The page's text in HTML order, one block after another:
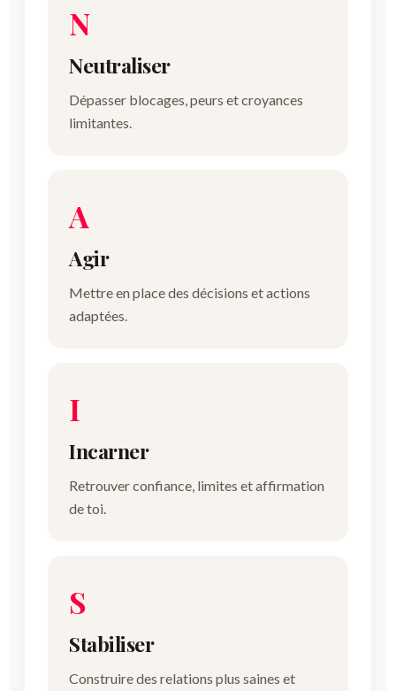
N
Neutraliser
Dépasser blocages, peurs et croyances
limitantes.
A
Agir
Mettre en place des décisions et actions
adaptées.
I
Incarner
Retrouver confiance, limites et affirmation
de toi.
S
Stabiliser
Construire des relations plus saines et